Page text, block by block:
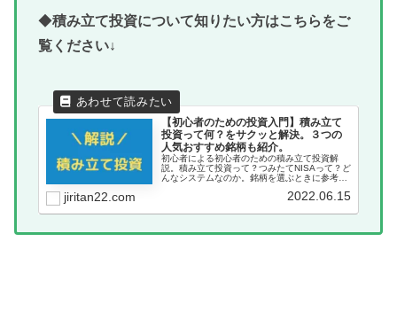
◆積み立て投資について知りたい方はこちらをご
覧ください↓
【初心者のための投資入門】積み立て
投資って何？をサクッと解決。３つの
人気おすすめ銘柄も紹介。
初心者による初心者のための積み立て投資解
説。積み立て投資って？つみたてNISAって？ど
んなシステムなのか。銘柄を選ぶときに参考に
クアップ。おすすめ証券口座もご紹介。
jiritan22.com 2022.06.15